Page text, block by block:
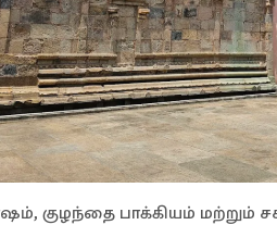
குழந்தை பாக்கியம் மற்றும்